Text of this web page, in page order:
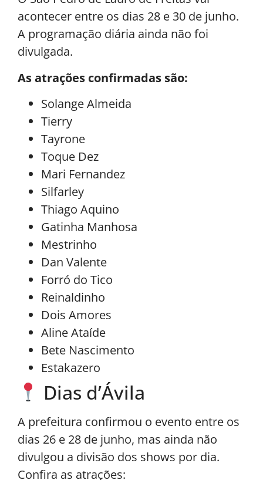
acontecer entre os dias 28 e 30 de junho.
A programação diária ainda não foi
divulgada.
As atrações confirmadas são:
Solange Almeida
Tierry
Tayrone
Toque Dez
Mari Fernandez
Silfarley
Thiago Aquino
Gatinha Manhosa
Mestrinho
Dan Valente
Forró do Tico
Reinaldinho
Dois Amores
Aline Ataíde
Bete Nascimento
Estakazero
Dias d’Ávila
A prefeitura confirmou o evento entre os
dias 26 e 28 de junho, mas ainda não
divulgou a divisão dos shows por dia.
Confira as atrações: